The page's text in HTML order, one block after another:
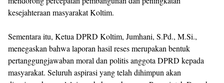
kesejahteraan masyarakat Koltim.
Sementara itu, Ketua DPRD Koltim, Jumhani, S.Pd., M.Si.,
menegaskan bahwa laporan hasil reses merupakan bentuk
pertanggungjawaban moral dan politis anggota DPRD kepada
masyarakat. Seluruh aspirasi yang telah dihimpun akan